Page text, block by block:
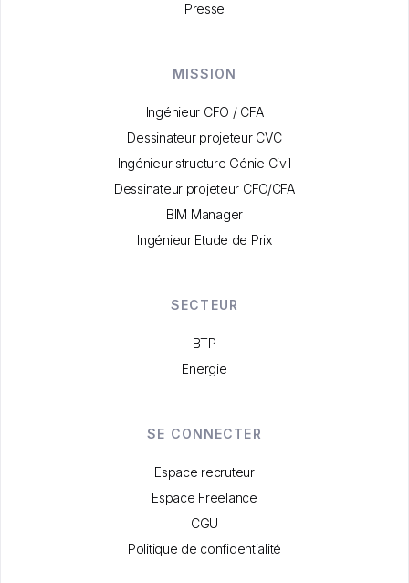
Presse
MISSION
Ingénieur CFO / CFA
Dessinateur projeteur CVC
Ingénieur structure Génie Civil
Dessinateur projeteur CFO/CFA
BIM Manager
Ingénieur Etude de Prix
SECTEUR
BTP
Energie
SE CONNECTER
Espace recruteur
Espace Freelance
CGU
Politique de confidentialité